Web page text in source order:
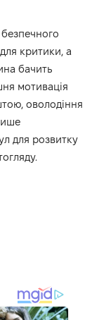
критики, а
бачить
мотивація
оволодіння
для розвитку